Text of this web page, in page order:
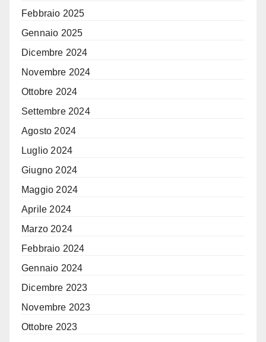
Febbraio 2025
Gennaio 2025
Dicembre 2024
Novembre 2024
Ottobre 2024
Settembre 2024
Agosto 2024
Luglio 2024
Giugno 2024
Maggio 2024
Aprile 2024
Marzo 2024
Febbraio 2024
Gennaio 2024
Dicembre 2023
Novembre 2023
Ottobre 2023